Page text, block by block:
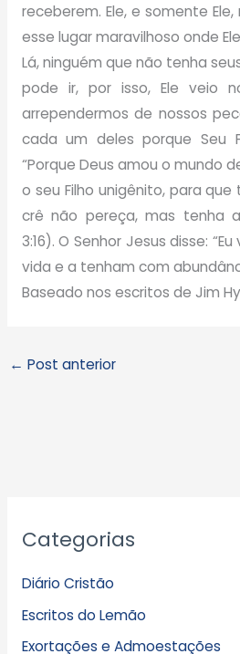
receberem. Ele, e somente
esse lugar maravilhoso onde
Lá, ninguém que não tenha
pode ir, por isso, Ele veio
arrependermos de nossos
cada um deles porque Seu
“Porque Deus amou o mundo
o seu Filho unigênito, para
crê não pereça, mas tenha
3:16). O Senhor Jesus disse:
vida e a tenham com
Baseado nos escritos de Jim
← Post anterior
Categorias
Diário Cristão
Escritos do Lemão
Exortações e Admoestações
r
i